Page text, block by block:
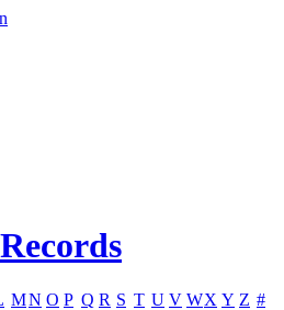
MN O P Q R S T U V WX Y Z #